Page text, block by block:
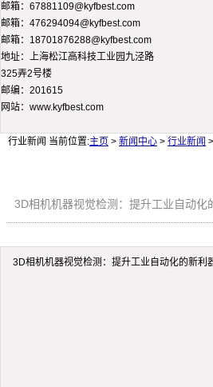
邮箱：67881109@kyfbest.com
邮箱：476294094@kyfbest.com
邮箱：18701876288@kyfbest.com
地址：上海松江高科技工业园九泾路
325弄2号楼
邮编：201615
网站：www.kyfbest.com
行业新闻 当前位置:主页 > 新闻中心 > 行业新闻
3D相机机器视觉检测：提升工业自动
3D相机机器视觉检测：提升工业自动化的新利